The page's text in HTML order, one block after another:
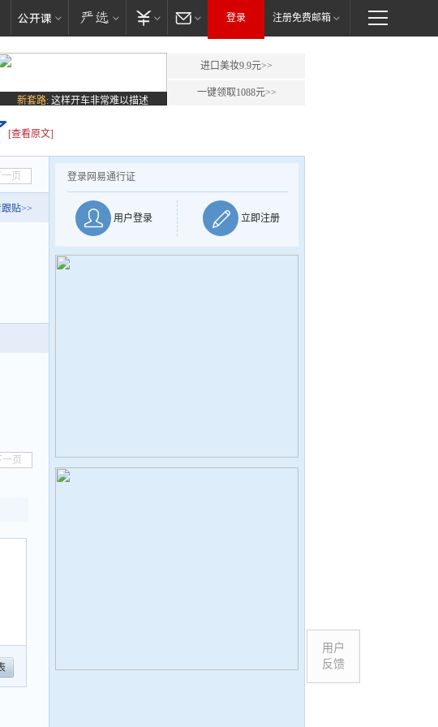
登录 注册免费邮箱
新套路: 这样开车非常难以描述
进口美妆9.9元>>
一键领取1088元>>
[查看原文]
一页
贴>>
一页
登录网易通行证
用户登录 立即注册
用户
反馈